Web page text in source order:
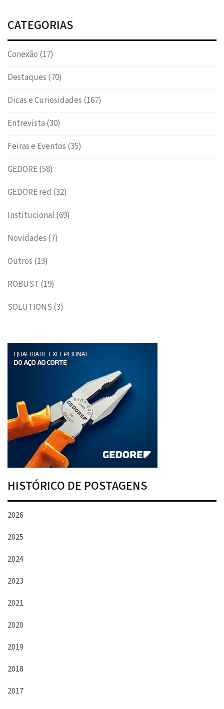
CATEGORIAS
Conexão (17)
Destaques (70)
Dicas e Curiosidades (167)
Entrevista (30)
Feiras e Eventos (35)
GEDORE(58)
GEDORE red (32)
Institucional (69)
Novidades (7)
Outros (13)
ROBUST (19)
SOLUTIONS (3)
HISTÓRICO DE POSTAGENS
2026
2025
2024
2023
2021
2020
2019
2018
2017